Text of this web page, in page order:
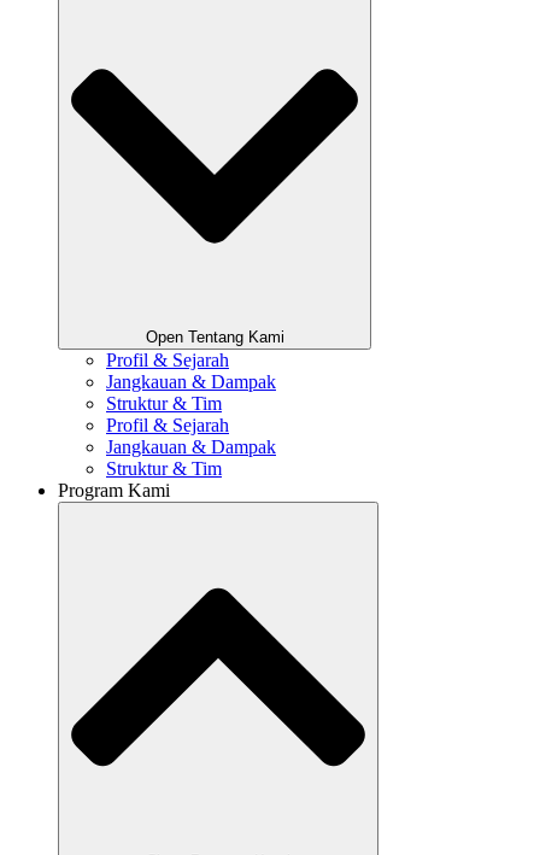
Open Tentang Kami
Profil & Sejarah
Jangkauan & Dampak
Struktur & Tim
Profil & Sejarah
Jangkauan & Dampak
Struktur & Tim
Program Kami